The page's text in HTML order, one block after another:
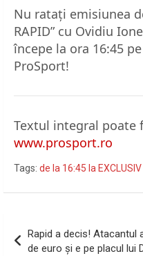
Nu ratați emisiunea
RAPID” cu Ovidiu
începe la ora 16:45 pe
ProSport!
Textul integral poate
www.prosport.ro
Tags: de la 16:45 la EXCLUSIV
în
Rapid a decis!
de euro și e pe placul lui